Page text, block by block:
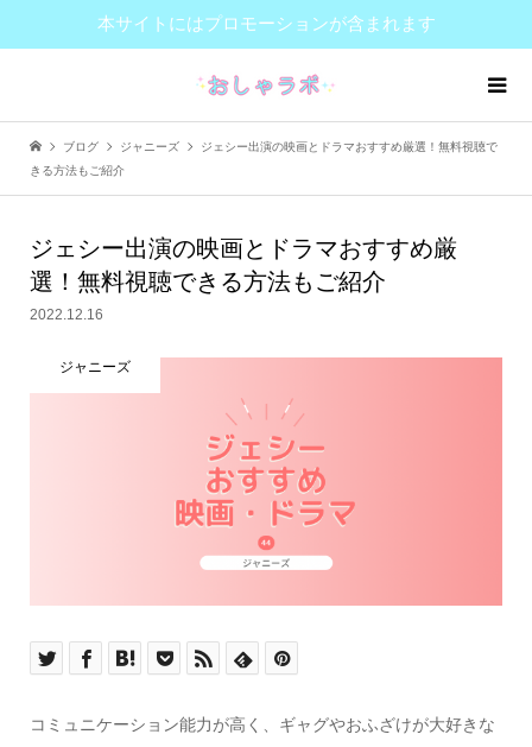
本サイトにはプロモーションが含まれます
ブログ ジャニーズ
ジェシー出演の映画とドラマおすすめ厳選！無料視聴で
きる方法もご紹介
ジェシー出演の映画とドラマおすすめ厳
選！無料視聴できる方法もご紹介
2022.12.16
ジャニーズ
コミュニケーション能力が高く、ギャグやおふざけが大好きな